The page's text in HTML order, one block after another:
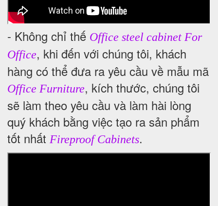
- Không chỉ thế Office steel cabinet For
Office, khi đến với chúng tôi, khách
hàng có thể đưa ra yêu cầu về mẫu mã
Office Furniture, kích thước, chúng tôi
sẽ làm theo yêu cầu và làm hài lòng
quý khách bằng việc tạo ra sản phẩm
tốt nhất Fireproof Cabinets.